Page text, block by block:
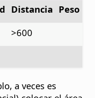
Distancia Peso
>600
a veces es